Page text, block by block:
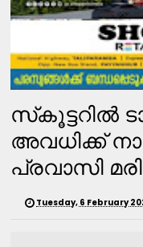
സ്‌കൂട്ടറില്‍
അവധിക്ക്
പ്രവാസി
Tuesday, 6 February